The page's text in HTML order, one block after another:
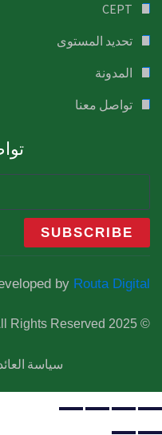
CEPT
تحديد المستوى
المدونة
تواصل معنا
by Routa Digital
© 2025
Rights Reserved.
سياسة